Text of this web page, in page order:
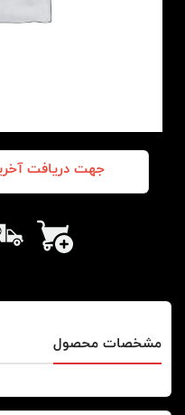
جهت دریافت
مشخصات محصول